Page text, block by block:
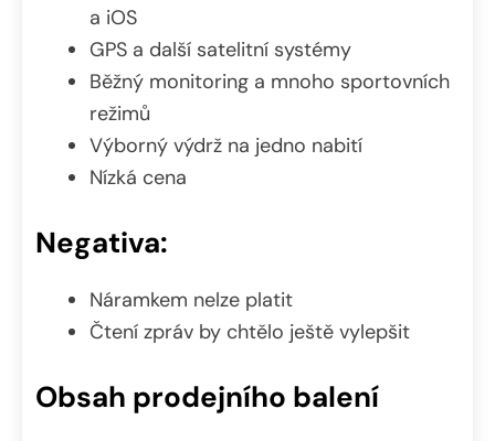
a iOS
GPS a další satelitní systémy
Běžný monitoring a mnoho sportovních
režimů
Výborný výdrž na jedno nabití
Nízká cena
Negativa:
Náramkem nelze platit
Čtení zpráv by chtělo ještě vylepšit
Obsah prodejního balení